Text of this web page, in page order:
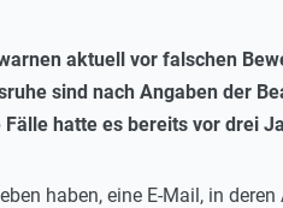
aktuell vor falschen
sind nach Angaben der
hatte es bereits vor drei
haben, eine E-Mail, in